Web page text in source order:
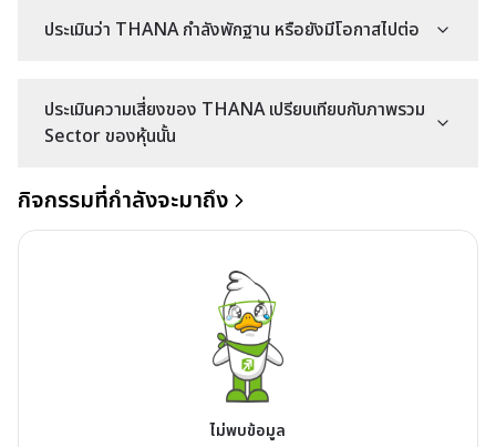
ประเมินว่า THANA กำลังพักฐาน หรือยังมีโอกาสไปต่อ
ประเมินความเสี่ยงของ THANA เปรียบเทียบกับภาพรวม
Sector ของหุ้นนั้น
กิจกรรมที่กำลังจะมาถึง
ไม่พบข้อมูล